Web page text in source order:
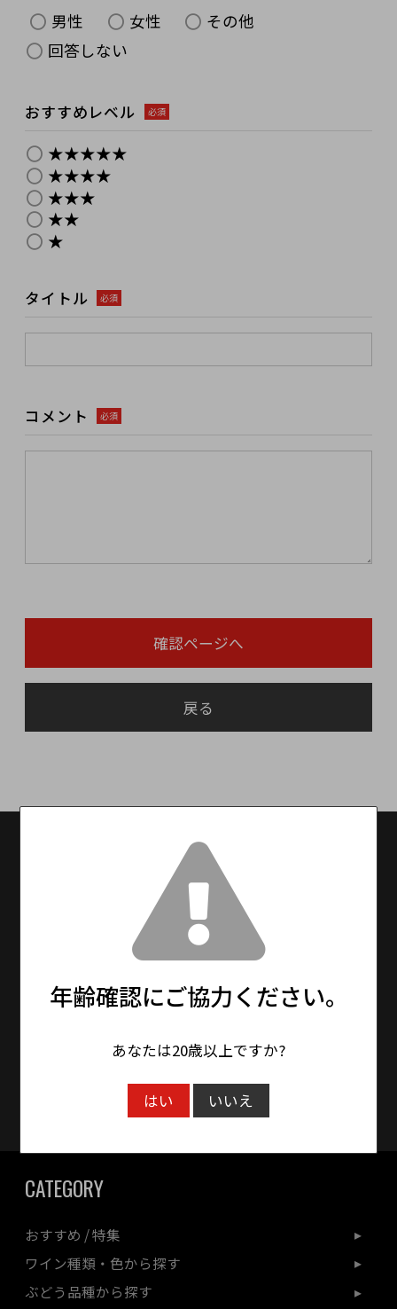
男性 女性
その他
回答しない
おすすめレベル 必須
★★★★★
★★★★
★★★
★★
★
タイトル 必須
コメント 必須
確認ページへ
戻る
送料設定：15000円(税抜)以上で送料無料
（※北海道・九州は別途600円、沖縄は別途
1,500円を頂戴しております。）
13時までの注文で最短即日発送！
送となります。
※年末年始・大型連休期間中は通常より更にお
CATEGORY
おすすめ / 特集
ワイン種類・色から探す
ぶどう品種から探す
年齢確認にご協力ください。
あなたは20歳以上ですか?
はい いいえ